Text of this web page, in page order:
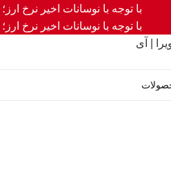
با توجه با نوسانات اخیر نرخ
با توجه با نوسانات اخیر نرخ